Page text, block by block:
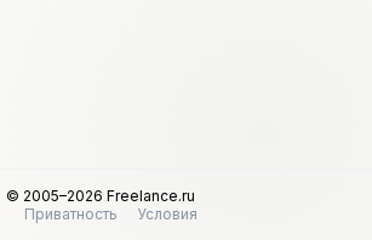
© 2005–2026 Freelance.ru
Приватность
Условия